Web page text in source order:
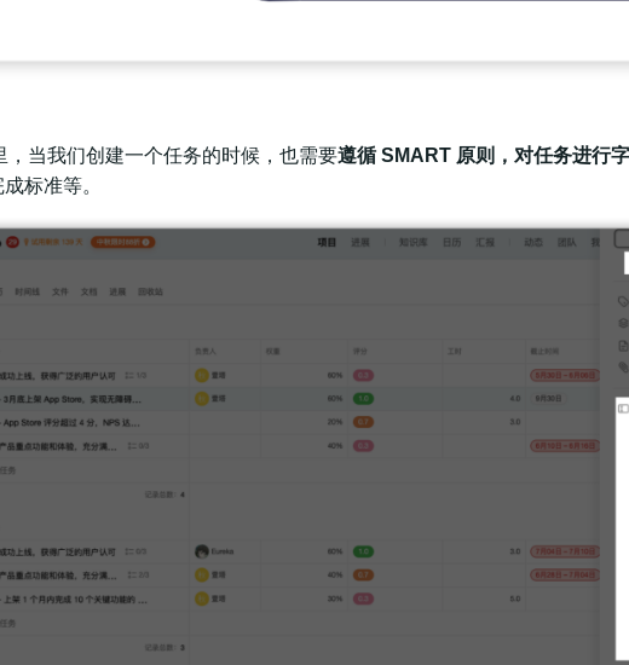
，当我们创建一个任务的时候，也需要遵循 SMART 原则，对任务进行
标准等。